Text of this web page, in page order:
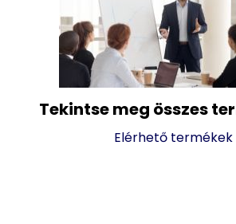
Tekintse meg összes
Elérhető termékek